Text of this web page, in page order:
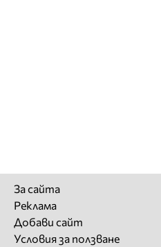
За сайта
Реклама
Добави сайт
Условия за ползване